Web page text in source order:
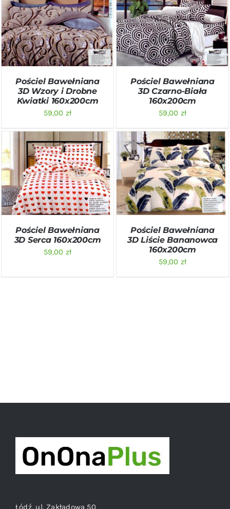
DODAJ DO KOSZYKA
/
SZCZEGÓŁY
Pościel Bawełniana
3D Wzory i Drobne
Kwiatki 160x200cm
59,00 zł
DODAJ DO KOSZYKA
/
SZCZEGÓŁY
Pościel Bawełniana
3D Czarno-Biała
160x200cm
59,00 zł
DODAJ DO KOSZYKA
/
SZCZEGÓŁY
Pościel Bawełniana
3D Serca 160x200cm
59,00 zł
DODAJ DO KOSZYKA
/
SZCZEGÓŁY
Pościel Bawełniana
3D Liście Bananowca
160x200cm
59,00 zł
Łódź, ul. Zakładowa 50